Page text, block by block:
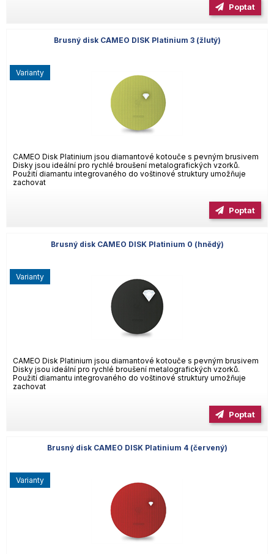
Poptat
Brusný disk CAMEO DISK Platinium 3 (žlutý)
CAMEO Disk Platinium jsou diamantové kotouče s pevným brusivem
Disky jsou ideální pro rychlé broušení metalografických vzorků.
Použití diamantu integrovaného do voštinové struktury umožňuje
zachovat
varianty
Poptat
Brusný disk CAMEO DISK Platinium 0 (hnědý)
CAMEO Disk Platinium jsou diamantové kotouče s pevným brusivem
Disky jsou ideální pro rychlé broušení metalografických vzorků.
Použití diamantu integrovaného do voštinové struktury umožňuje
zachovat
varianty
Poptat
Brusný disk CAMEO DISK Platinium 4 (červený)
varianty